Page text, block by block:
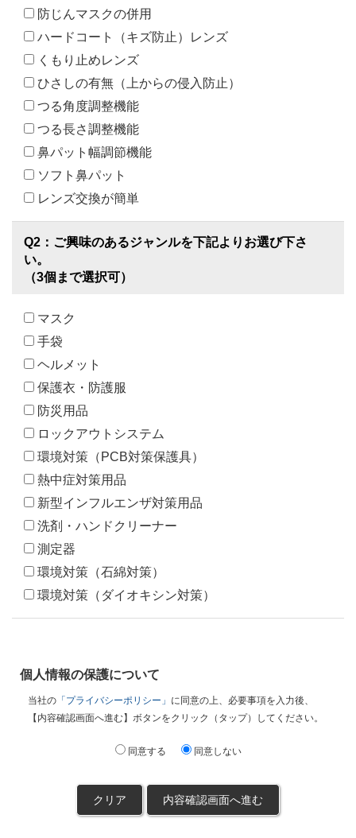
防じんマスクの併用
ハードコート（キズ防止）レンズ
くもり止めレンズ
ひさしの有無（上からの侵入防止）
つる角度調整機能
つる長さ調整機能
鼻パット幅調節機能
ソフト鼻パット
レンズ交換が簡単
Q2：ご興味のあるジャンルを下記よりお選び下さ
い。
（3個まで選択可）
マスク
手袋
ヘルメット
保護衣・防護服
防災用品
ロックアウトシステム
環境対策（PCB対策保護具）
熱中症対策用品
新型インフルエンザ対策用品
洗剤・ハンドクリーナー
測定器
環境対策（石綿対策）
環境対策（ダイオキシン対策）
個人情報の保護について
当社の 「プライバシーポリシー」 に同意の上、必要事項を入力後、
【内容確認画面へ進む】ボタンをクリック（タップ）してください。
同意する 同意しない
内容確認画面へ進む